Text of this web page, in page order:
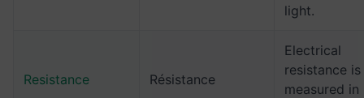
light.
Resistance Résistance
Electrical
resistance is
measured in